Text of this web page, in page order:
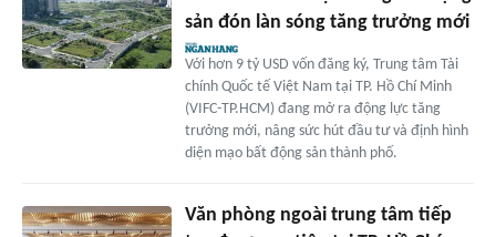
sản đón làn sóng tăng trưởng mới
Với hơn 9 tỷ USD vốn đăng ký, Trung tâm Tài
chính Quốc tế Việt Nam tại TP. Hồ Chí Minh
(VIFC-TP.HCM) đang mở ra động lực tăng
trưởng mới, nâng sức hút đầu tư và định hình
diện mạo bất động sản thành phố.
Văn phòng ngoài trung tâm tiếp